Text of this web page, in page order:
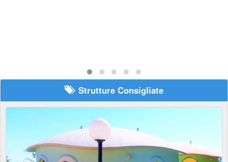
Strutture Consigliate